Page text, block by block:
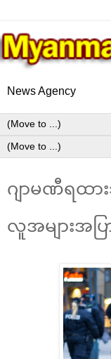
News Agency
ဂျာမဏီရထာ
လူအများအပ